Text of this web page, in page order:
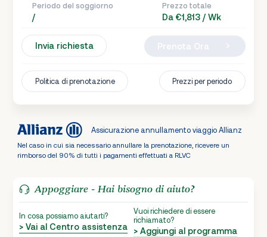
Periodo del soggiorno
/
Prezzo totale
Da €1,813 / Wk
Invia richiesta
Politica di prenotazione Prezzi per periodo
Assicurazione annullamento viaggio Allianz
Nel caso in cui sia necessario annullare la prenotazione, ricevere un
rimborso del 90% di tutti i pagamenti effettuati a RLVC
Appoggiare - Hai bisogno di aiuto?
In cosa possiamo aiutarti?
> Vai al Centro assistenza
Vuoi richiedere di essere
richiamato?
> Aggiungi al programma